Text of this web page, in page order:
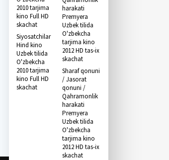
Siyosatchilar
Hind kino
Uzbek tilida
O'zbekcha
2010 tarjima
kino Full HD
skachat
Sharaf qonuni
/ Jasorat
qonuni /
Qahramonlik
harakati
Premyera
Uzbek tilida
O'zbekcha
tarjima kino
2012 HD tas-ix
skachat